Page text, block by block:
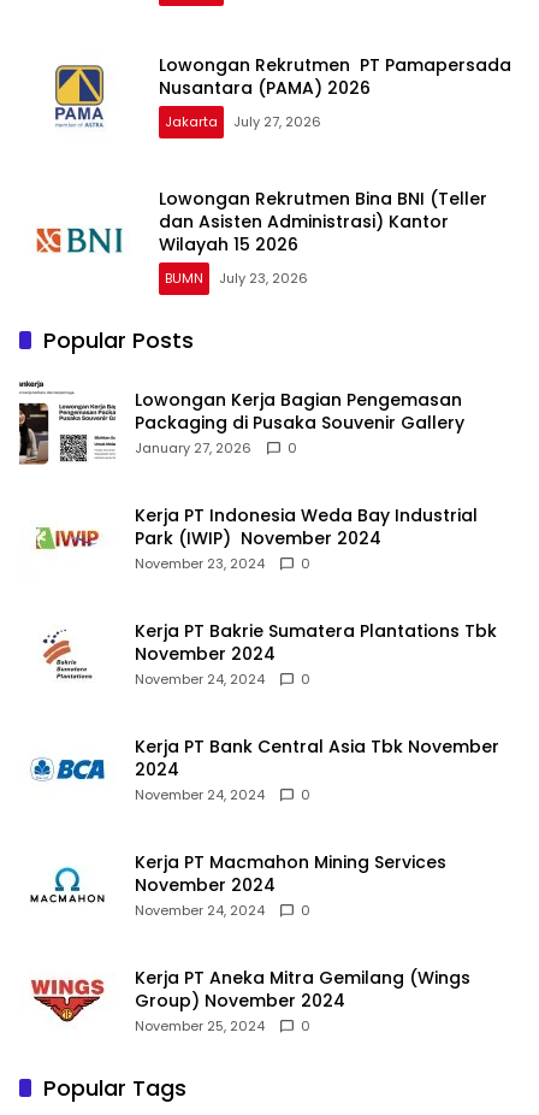
Lowongan Rekrutmen PT Pamapersada
Nusantara (PAMA) 2026
Jakarta July 27, 2026
Lowongan Rekrutmen Bina BNI (Teller
dan Asisten Administrasi) Kantor
Wilayah 15 2026
BUMN July 23, 2026
Popular Posts
Lowongan Kerja Bagian Pengemasan
Packaging di Pusaka Souvenir Gallery
January 27, 2026 0
Kerja PT Indonesia Weda Bay Industrial
Park (IWIP) November 2024
November 23, 2024 0
Kerja PT Bakrie Sumatera Plantations Tbk
November 2024
November 24, 2024 0
Kerja PT Bank Central Asia Tbk November
2024
November 24, 2024 0
Kerja PT Macmahon Mining Services
November 2024
November 24, 2024 0
Kerja PT Aneka Mitra Gemilang (Wings
Group) November 2024
November 25, 2024 0
Popular Tags